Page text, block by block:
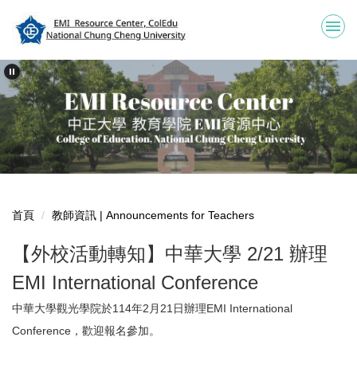
到
要
內
容
區
首頁 教師資訊 | Announcements for Teachers
【外校活動轉知】中華大學 2/21 辦理
EMI International Conference
中華大學觀光學院於114年2月21日辦理EMI International
Conference，歡迎報名參加。